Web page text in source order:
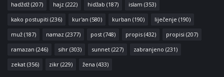
hadždž (207) hajz (222) hidžab (187) islam (353)
kako postupiti (236) kur'an (580) kurban (190) liječenje (190)
muž (187) namaz (2377) post (748) propis (432) propisi (207)
ramazan (246) sihr (303) sunnet (227) zabranjeno (231)
zekat (356) zikr (229) žena (433)